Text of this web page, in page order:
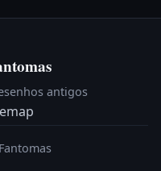
antigos